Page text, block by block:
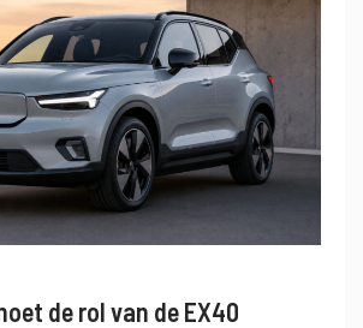
de rol van de EX40